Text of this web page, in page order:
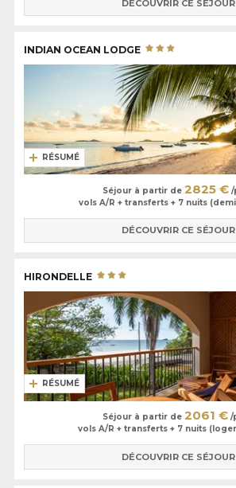
DÉCOUVRIR CE SÉJOUR
INDIAN OCEAN LODGE
RÉSUMÉ
Séjour à partir de 2825 €/
vols A/R + transferts + 7 nuits
DÉCOUVRIR CE SÉJOUR
HIRONDELLE
RÉSUMÉ
Séjour à partir de 2061 € /
vols A/R + transferts + 7 nuits
DÉCOUVRIR CE SÉJOUR